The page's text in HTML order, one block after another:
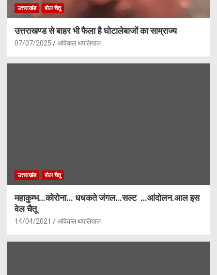
उत्तराखंड बोल चैतू
उत्तराखण्ड से बाहर भी फैला है घोटालेबाजों का साम्राज्य
07/07/2025 अविकल थपलियाल
उत्तराखंड बोल चैतू
महाकुम्भ…कोरोना… धधकते जंगल…सल्ट …आंदोलन.आल इस
वेल चैतू
14/04/2021 अविकल थपलियाल